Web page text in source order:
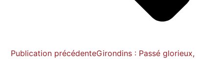
Publication précédenteGirondins : Passé glorieux,